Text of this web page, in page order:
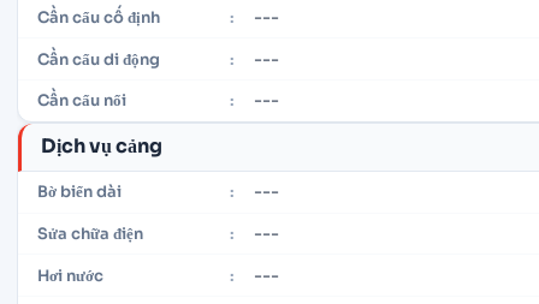
Cần cẩu cố định : ---
Cần cẩu di động : ---
Cần cẩu nổi : ---
Dịch vụ cảng
Bờ biển dài : ---
Sửa chữa điện : ---
Hơi nước : ---